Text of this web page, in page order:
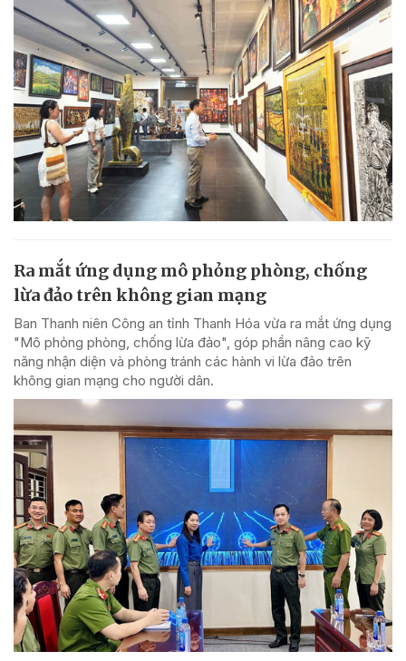
Ra mắt ứng dụng mô phỏng phòng, chống
lừa đảo trên không gian mạng
Ban Thanh niên Công an tỉnh Thanh Hóa vừa ra mắt ứng dụng
"Mô phỏng phòng, chống lừa đảo", góp phần nâng cao kỹ
năng nhận diện và phòng tránh các hành vi lừa đảo trên
không gian mạng cho người dân.